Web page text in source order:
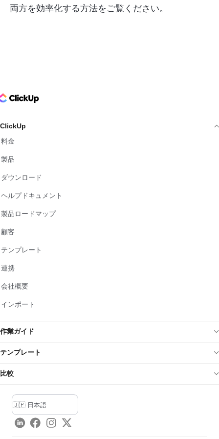
両方を効率化する方法をご覧ください。
Logo
ClickUp
料金
製品
ダウンロード
ヘルプドキュメント
製品ロードマップ
顧客
テンプレート
連携
会社概要
インポート
作業ガイド
テンプレート
比較
LinkedInFacebook
Instagram
Twitter